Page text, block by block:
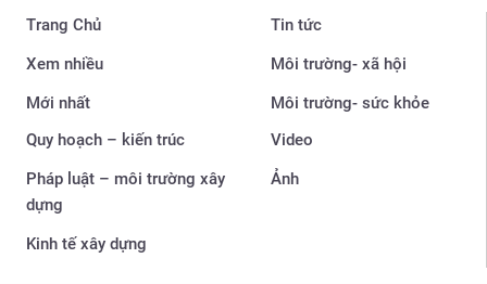
Trang Chủ
Xem nhiều
Mới nhất
Tin tức
Môi trường- xã hội
Môi trường- sức khỏe
Quy hoạch – kiến trúc
Pháp luật – môi trường xây
dựng
Kinh tế xây dựng
Video
Ảnh